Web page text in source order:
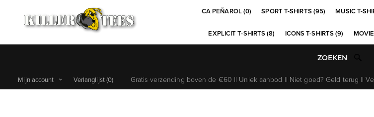
CA PEÑAROL (0) SPORT T-SHIRTS (95) MUSIC T-
EXPLICIT T-SHIRTS (8) ICONS T-SHIRTS (9)
Gratis verzending boven de €60 || Uniek aanbod || Niet goed? Geld terug ||
Mijn account Verlanglijst(0)